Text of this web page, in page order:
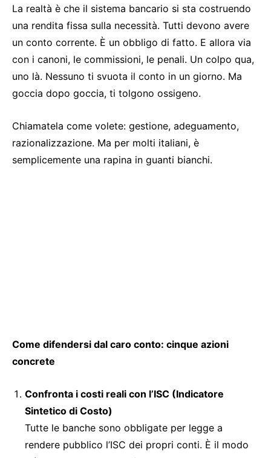
La realtà è che il sistema bancario si sta costruendo
una rendita fissa sulla necessità. Tutti devono avere
un conto corrente. È un obbligo di fatto. E allora via
con i canoni, le commissioni, le penali. Un colpo qua,
uno là. Nessuno ti svuota il conto in un giorno. Ma
goccia dopo goccia, ti tolgono ossigeno.
Chiamatela come volete: gestione, adeguamento,
razionalizzazione. Ma per molti italiani, è
semplicemente una rapina in guanti bianchi.
Come difendersi dal caro conto: cinque azioni
concrete
Confronta i costi reali con l’ISC (Indicatore
Sintetico di Costo)
Tutte le banche sono obbligate per legge a
rendere pubblico l’ISC dei propri conti. È il modo